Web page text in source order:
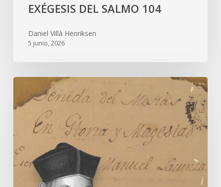
EXÉGESIS DEL SALMO 104
Daniel Villà Henriksen
5 junio, 2026